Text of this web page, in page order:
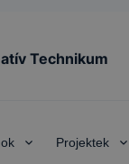
Technikum
Projektek